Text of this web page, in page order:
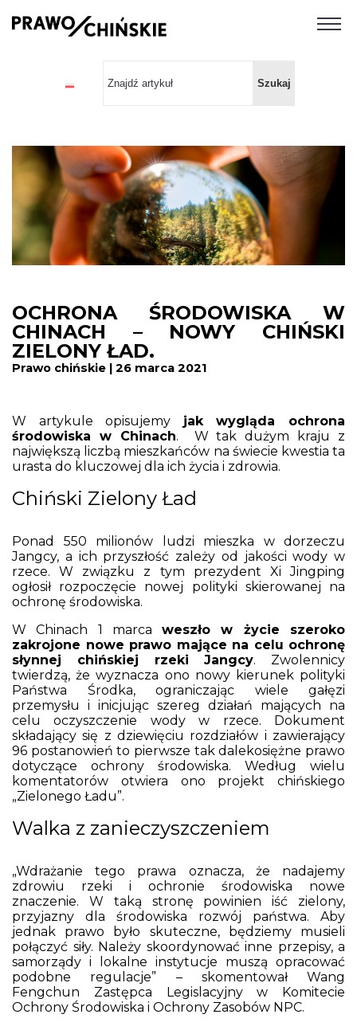
OCHRONA ŚRODOWISKA W
CHINACH – NOWY CHIŃSKI
ZIELONY ŁAD.
Prawo chińskie | 26 marca 2021
W artykule opisujemy jak wygląda ochrona
środowiska w Chinach. W tak dużym kraju z
największą liczbą mieszkańców na świecie kwestia ta
urasta do kluczowej dla ich życia i zdrowia.
Chiński Zielony Ład
Ponad 550 milionów ludzi mieszka w dorzeczu
Jangcy, a ich przyszłość zależy od jakości wody w
rzece. W związku z tym prezydent Xi Jingping
ogłosił rozpoczęcie nowej polityki skierowanej na
ochronę środowiska.
W Chinach 1 marcaweszło w życie szeroko
zakrojone nowe prawo mające na celu ochronę
słynnej chińskiej rzeki Jangcy. Zwolennicy
twierdzą, że wyznacza ono nowy kierunek polityki
Państwa Środka, ograniczając wiele gałęzi
przemysłu i inicjując szereg działań mających na
celu oczyszczenie wody w rzece. Dokument
składający się z dziewięciu rozdziałów i zawierający
96 postanowień to pierwsze tak dalekosiężne prawo
dotyczące ochrony środowiska. Według wielu
komentatorów otwiera ono projekt chińskiego
„Zielonego Ładu”.
Walka z zanieczyszczeniem
„Wdrażanie tego prawa oznacza, że ​​nadajemy
zdrowiu rzeki i ochronie środowiska nowe
znaczenie. W taką stronę powinien iść zielony,
przyjazny dla środowiska rozwój państwa. Aby
jednak prawo było skuteczne, będziemy musieli
połączyć siły. Należy skoordynować inne przepisy, a
samorządy i lokalne instytucje muszą opracować
podobne regulacje” – skomentował Wang
Fengchun Zastępca Legislacyjny w Komitecie
Ochrony Środowiska i Ochrony Zasobów NPC.